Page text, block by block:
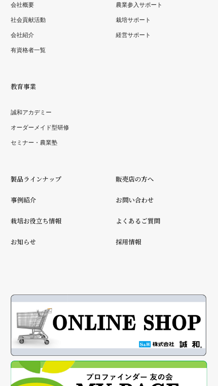
会社概要
社会貢献活動
会社紹介
有資格者一覧
農業参入サポート
栽培サポート
経営サポート
教育事業
誠和アカデミー
オーダーメイド型研修
セミナー・農業塾
製品ラインナップ
事例紹介
栽培お役立ち情報
お知らせ
販売店の方へ
お問い合わせ
よくあるご質問
採用情報